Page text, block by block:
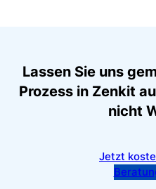
Lassen Sie uns
Prozess in Zenkit
nicht
Jetzt